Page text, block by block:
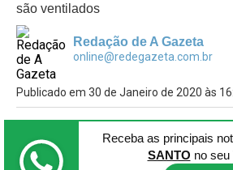
são ventilados
Redação de A Gazeta
online@redegazeta.com.br
Publicado em 30 de Janeiro de 2020 às
Receba as principais
SANTO no seu